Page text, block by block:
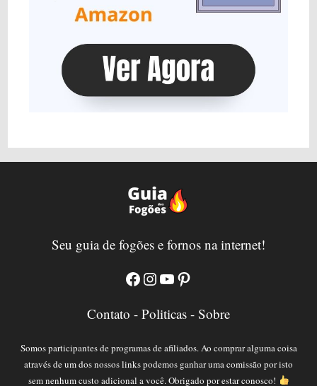
Seu guia de fogões e fornos na internet!
FacebookInstagram
YouTubePinterest
Contato - Politicas - Sobre
Somos participantes de programas de afiliados. Ao comprar alguma coisa
através de um dos nossos links podemos ganhar uma comissão por isto
sem nenhum custo adicional a você. Obrigado por estar conosco!